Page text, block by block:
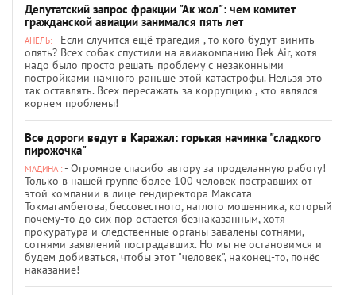
Депутатский запрос фракции "Ак жол": чем комитет
гражданской авиации занимался пять лет
АНЕЛЬ: - Если случится ещё трагедия , то кого будут винить
опять? Всех собак спустили на авиакомпанию Bek Air, хотя
надо было просто решать проблему с незаконными
постройками намного раньше этой катастрофы. Нельзя это
так оставлять. Всех пересажать за коррупцию , кто являлся
корнем проблемы!
Все дороги ведут в Каражал: горькая начинка "сладкого
пирожочка"
МАДИНА : - Огромное спасибо автору за проделанную работу!
Только в нашей группе более 100 человек постравших от
этой компании в лице гендиректора Максата
Токмагамбетова, бессовестного, наглого мошенника, который
почему-то до сих пор остаётся безнаказанным, хотя
прокуратура и следственные органы завалены сотнями,
сотнями заявлений пострадавших. Но мы не остановимся и
будем добиваться, чтобы этот "человек", наконец-то, понёс
наказание!